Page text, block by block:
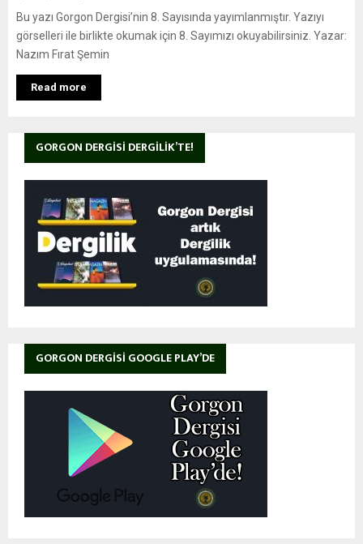
Bu yazı Gorgon Dergisi’nin 8. Sayısında yayımlanmıştır. Yazıyı
görselleri ile birlikte okumak için 8. Sayımızı okuyabilirsiniz. Yazar:
Nazım Fırat Şemin
Read more
GORGON DERGISI DERGILIK’TE!
GORGON DERGISI GOOGLE PLAY’DE